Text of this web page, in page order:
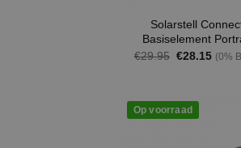
Solarstell
Basiselement
€29.95 €28.15 (0%
Op voorraad